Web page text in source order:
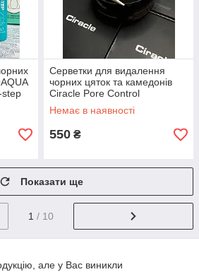
step
Серветки для видалення
чорних цяток та камедонів
Ciracle Pore Control
Blackhead Off Sheet
Немає в наявності
550 ₴
Показати ще
1 / 10
але у Вас виникли